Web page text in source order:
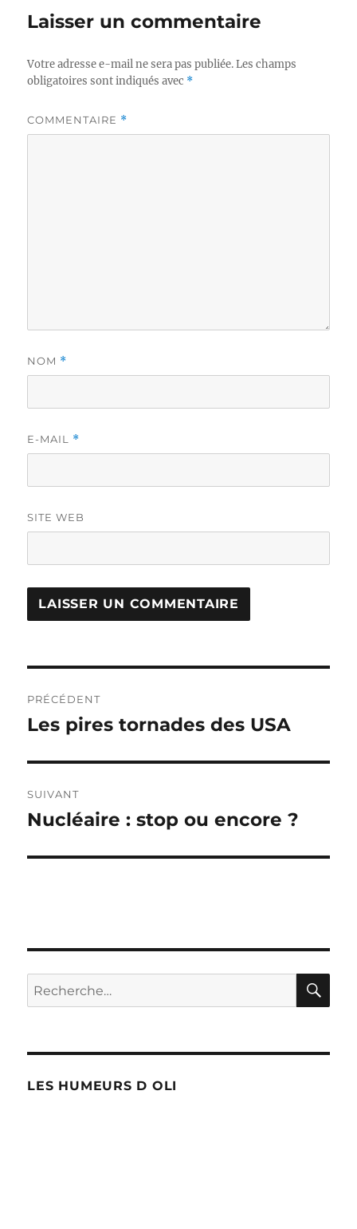
Laisser un commentaire
Votre adresse e-mail ne sera pas publiée. Les champs
obligatoires sont indiqués avec *
COMMENTAIRE *
NOM *
E-MAIL *
SITE WEB
de
PRÉCÉDENT
Publication
Les pires tornades des USA
SUIVANT
Publication
Nucléaire : stop ou encore ?
Recherche
pour :
LES HUMEURS D OLI